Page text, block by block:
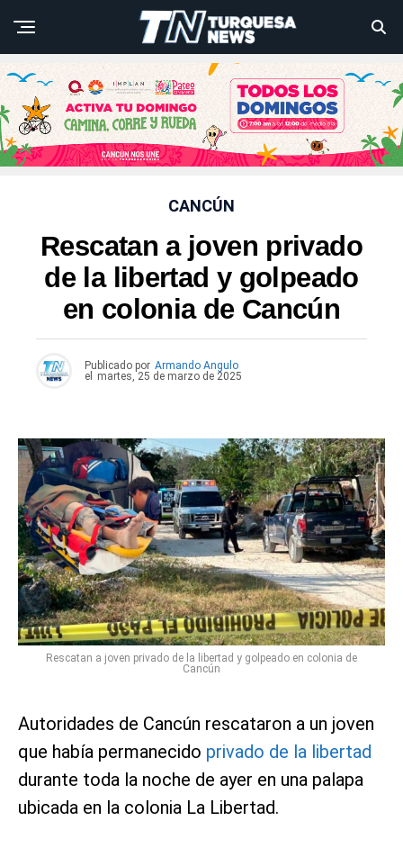
CANCÚN
Rescatan a joven privado
de la libertad y golpeado
en colonia de Cancún
Publicado por Armando Angulo
el
martes, 25 de marzo de 2025
Rescatan a joven privado de la libertad y golpeado en colonia de
Cancún
Autoridades de Cancún rescataron a un joven
que había permanecido privado de la libertad
durante toda la noche de ayer en una palapa
ubicada en la colonia La Libertad.